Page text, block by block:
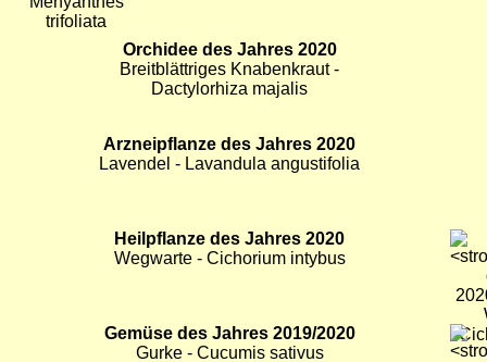
Orchidee des Jahres 2020
Breitblättriges Knabenkraut -
Dactylorhiza majalis
Arzneipflanze des Jahres 2020
Lavendel - Lavandula angustifolia
Heilpflanze des Jahres 2020
Wegwarte - Cichorium intybus
Bild
Gemüse des Jahres 2019/2020
Gurke - Cucumis sativus
Bild